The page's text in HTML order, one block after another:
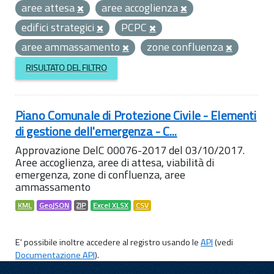
aree attesa
aree accoglienza
edifici strategici
PCPC
aree ammassamento
zone confluenza
RISULTATO DEL FILTRO
Piano Comunale di Protezione Civile - Elementi
di gestione dell'emergenza - C...
Approvazione DelC 00076-2017 del 03/10/2017.
Aree accoglienza, aree di attesa, viabilità di
emergenza, zone di confluenza, aree
ammassamento
KML GeoJSON ZIP Excel XLSX CSV
E' possibile inoltre accedere al registro usando leAPI(vedi
Documentazione API).